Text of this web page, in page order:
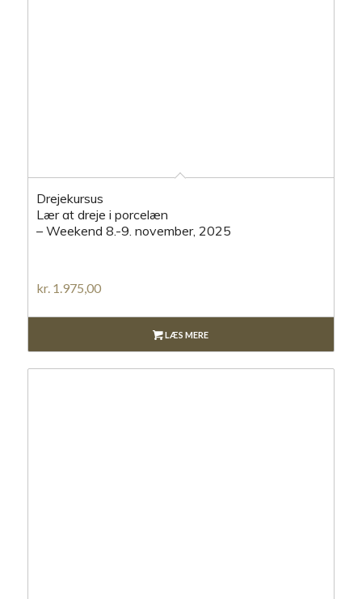
Drejekursus
Lær at dreje i porcelæn
– Weekend 8.-9. november, 2025
kr. 1.975,00
LÆS MERE